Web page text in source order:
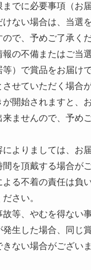
までに必要事項（お
けない場合は、当選
で、予めご了承くだ
報の不備またはご当
等）で賞品をお届け
せていただく場合
が開始されますと、
ませんので、予め
によりましては、お
間を頂戴する場合が
よる不着の責任は負
さい。
故等、やむを得ない
生した場合、同じ
きない場合がござい